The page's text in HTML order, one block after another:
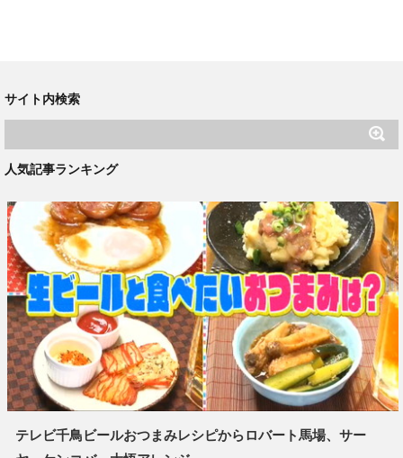
サイト内検索
人気記事ランキング
テレビ千鳥ビールおつまみレシピからロバート馬場、サー